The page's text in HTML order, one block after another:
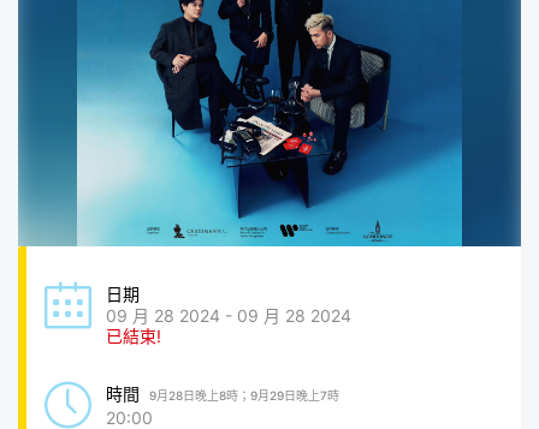
日期
09 月 28 2024 - 09 月 28 2024
已結束!
時間 9月28日晚上8時；9月29日晚上7時
20:00